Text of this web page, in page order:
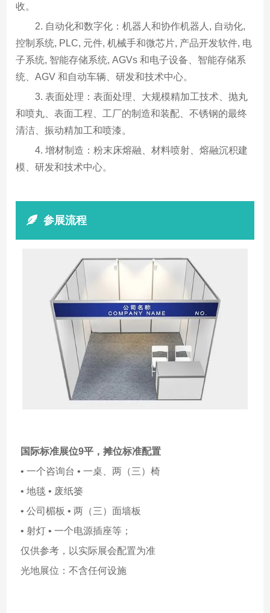
收。
2. 自动化和数字化：机器人和协作机器人, 自动化,
控制系统, PLC, 元件, 机械手和微芯片, 产品开发软件, 电
子系统, 智能存储系统, AGVs 和电子设备、智能存储系
统、AGV 和自动车辆、研发和技术中心。
3. 表面处理：表面处理、大规模精加工技术、抛丸
和喷丸、表面工程、工厂的制造和装配、不锈钢的最终
清洁、振动精加工和喷漆。
4. 增材制造：粉末床熔融、材料喷射、熔融沉积建
模、研发和技术中心。
参展流程
国际标准展位9平，摊位标准配置
• 一个咨询台 • 一桌、两（三）椅
• 地毯 • 废纸篓
• 公司楣板 • 两（三）面墙板
• 射灯 • 一个电源插座等；
仅供参考，以实际展会配置为准
光地展位：不含任何设施